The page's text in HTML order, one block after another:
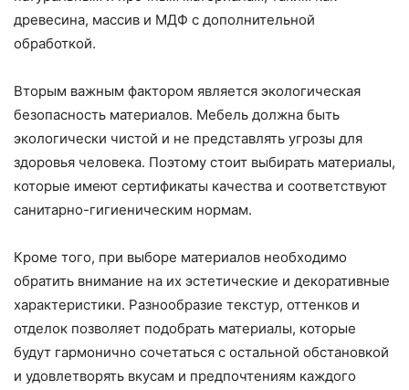
древесина, массив и МДФ с дополнительной
обработкой.
Вторым важным фактором является экологическая
безопасность материалов. Мебель должна быть
экологически чистой и не представлять угрозы для
здоровья человека. Поэтому стоит выбирать материалы,
которые имеют сертификаты качества и соответствуют
санитарно-гигиеническим нормам.
Кроме того, при выборе материалов необходимо
обратить внимание на их эстетические и декоративные
характеристики. Разнообразие текстур, оттенков и
отделок позволяет подобрать материалы, которые
будут гармонично сочетаться с остальной обстановкой
и удовлетворять вкусам и предпочтениям каждого